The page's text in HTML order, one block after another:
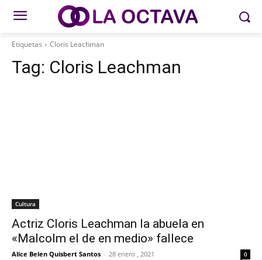
Etiquetas Cloris Leachman
Tag: Cloris Leachman
Cultura
Actriz Cloris Leachman la abuela en
«Malcolm el de en medio» fallece
Alice Belen Quisbert Santos - 28 enero , 2021 0